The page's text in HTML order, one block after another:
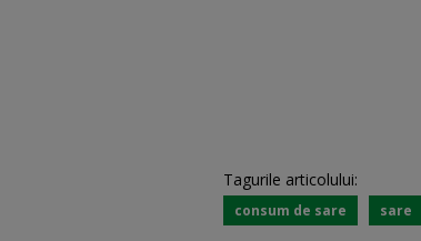
Tagurile articolului:
consum de sare sare